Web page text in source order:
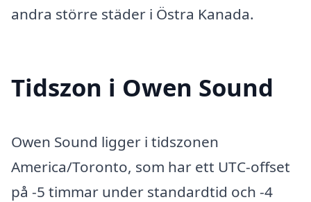
andra större städer i Östra Kanada.
Tidszon i Owen Sound
Owen Sound ligger i tidszonen
America/Toronto, som har ett UTC-offset
på -5 timmar under standardtid och -4